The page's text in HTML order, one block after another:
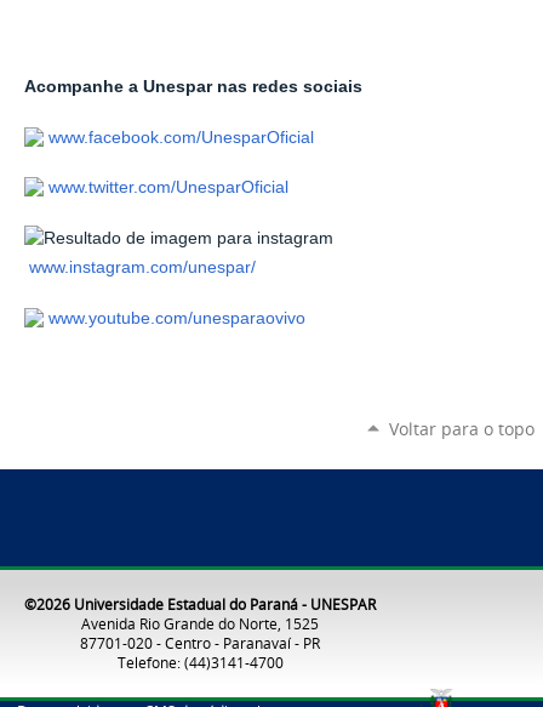
Acompanhe a Unespar nas redes sociais
www.facebook.com/UnesparOficial
www.twitter.com/UnesparOficial
www.instagram.com/unespar/
www.youtube.com/unesparaovivo
Voltar para o topo
©2026 Universidade Estadual do Paraná - UNESPAR
Avenida Rio Grande do Norte, 1525
87701-020 - Centro - Paranavaí - PR
Telefone: (44)3141-4700